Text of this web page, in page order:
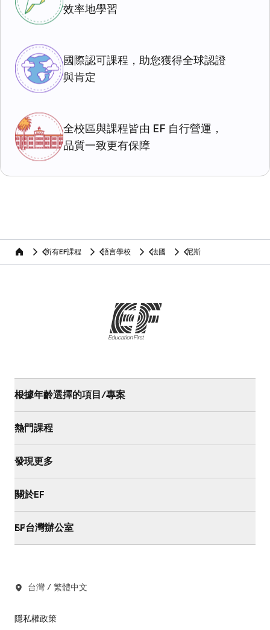
效率地學習
國際認可課程，助您獲得全球認證
與肯定
全校區與課程皆由 EF 自行營運，
品質一致更有保障
home 所有EF課程 語言學校 法國 尼斯
根據年齡選擇的項目/專案
熱門課程
發現更多
關於EF
EF台灣辦公室
台灣 / 繁體中文
隱私權政策